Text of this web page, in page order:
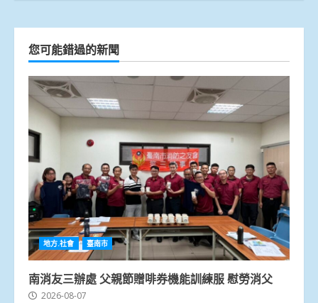
您可能錯過的新聞
地方.社會 臺南市
南消友三辦處 父親節贈啡券機能訓練服 慰勞消父
2026-08-07